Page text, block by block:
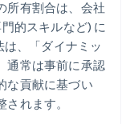
所有割合は、会社
的スキルなど) に
、「ダイナミッ
通常は事前に承認
な貢献に基づい
れます。